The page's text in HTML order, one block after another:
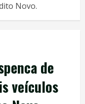
Novo.
de
veículos